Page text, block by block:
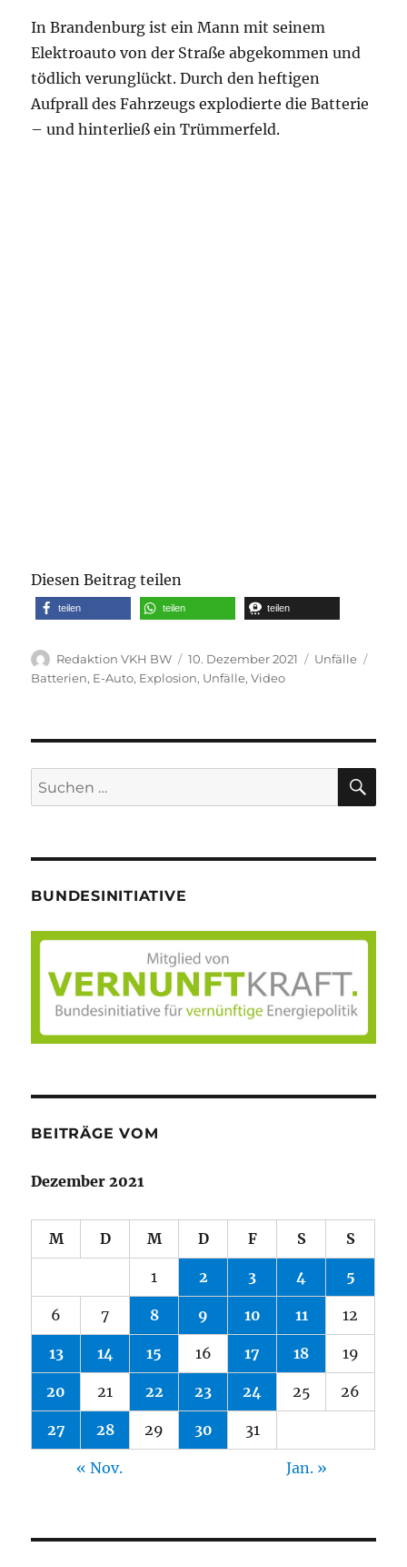
In Brandenburg ist ein Mann mit seinem
Elektroauto von der Straße abgekommen und
tödlich verunglückt. Durch den heftigen
Aufprall des Fahrzeugs explodierte die Batterie
– und hinterließ ein Trümmerfeld.
Diesen Beitrag teilen
teilen teilen teilen
Autor
Redaktion VKH BW
Veröffentlicht
am
10. Dezember 2021 Kategorien
Unfälle
Batterien, E-Auto, Explosion, Unfälle,Video
Suche
nach:
BUNDESINITIATIVE
BEITRÄGE VOM
Dezember 2021
M D M D F S S
1 2 3 4 5
6 7 8 9 10 11 12
13 14 15 16 17 18 19
20 21 22 23 24 25 26
27 28 29 30 31
« Nov. Jan. »